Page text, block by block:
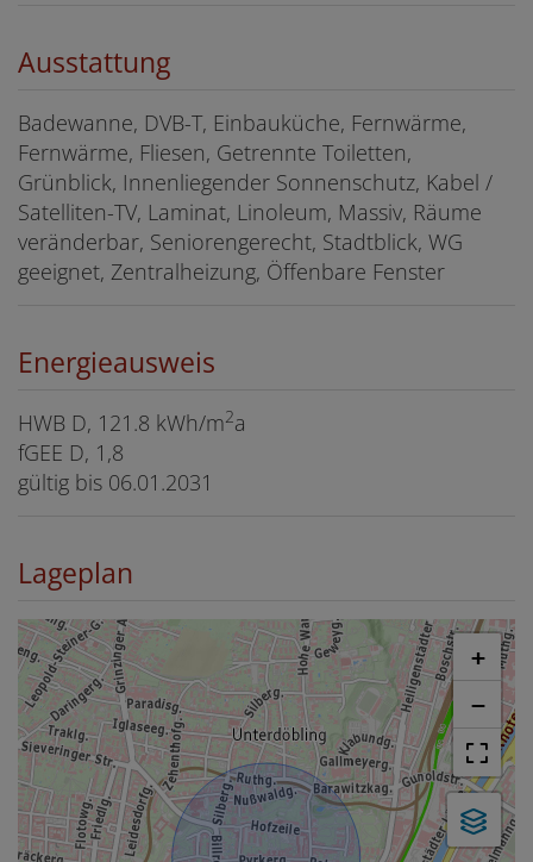
Ausstattung
Badewanne DVB-T Einbauküche Fernwärme
Fernwärme Fliesen Getrennte Toiletten
Grünblick Innenliegender Sonnenschutz Kabel /
Satelliten-TV Laminat Linoleum Massiv Räume
veränderbar Seniorengerecht Stadtblick WG
geeignet Zentralheizung Öffenbare Fenster
Energieausweis
HWB D, 121.8 kWh/m2a
fGEE D, 1,8
gültig bis 06.01.2031
Lageplan
+
−